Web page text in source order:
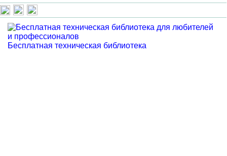
Бесплатная техническая библиотека